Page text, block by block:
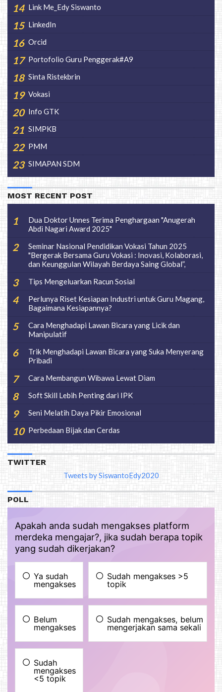
Link Me_Edy Siswanto
LinkedIn
Orcid
Portofolio Guru Penggerak#A9
Sinta Ristekbrin
Vokasi
Info GTK
SIMPKB
PMM
SIMAPAN SDM
MOST RECENT POST
Dua Doktor Unnes Terima Penghargaan "Anugerah
Abdi Nagari Award 2025"
Seminar Nasional Pendidikan Vokasi Tahun 2025
"Bergerak Bersama Guru Vokasi : Inovasi, Kolaborasi,
dan Keunggulan Wilayah Berdaya Saing Global”,
Tips Mengeluarkan Racun Sosial
Perlunya Riset Kesiapan Industri untuk Guru Magang,
Bagaimana Kesiapannya?
Cara Menghadapi Lawan Bicara yang Licik dan
Manipulatif
Trik Menghadapi Lawan Bicara yang Suka Menyerang
Pribadi
Cara Membangun Wibawa Lewat Diam
Soft Skill Lebih Penting dari IPK
Seni Melatih Daya Pikir Emosional
Perbedaan Bijak dan Cerdas
TWITTER
Tweets by SiswantoEdy2020
POLL